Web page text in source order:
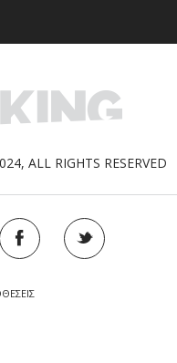
ALL RIGHTS RESERVED